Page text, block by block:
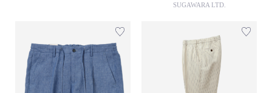
SUGAWARA LTD.